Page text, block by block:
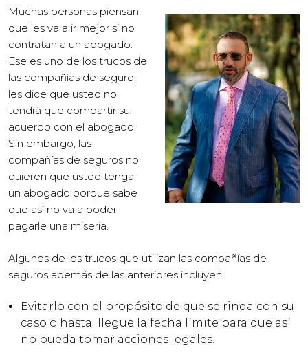
Muchas personas piensan
que les va a ir mejor si no
contratan a un abogado.
Ese es uno de los trucos de
las compañías de seguro,
les dice que usted no
tendrá que compartir su
acuerdo con el abogado.
Sin embargo, las
compañías de seguros no
quieren que usted tenga
un abogado porque sabe
que así no va a poder
pagarle una miseria.
Algunos de los trucos que utilizan las compañías de
seguros además de las anteriores incluyen:
Evitarlo con el propósito de que se rinda con su
caso o hasta llegue la fecha límite para que así
no pueda tomar acciones legales.